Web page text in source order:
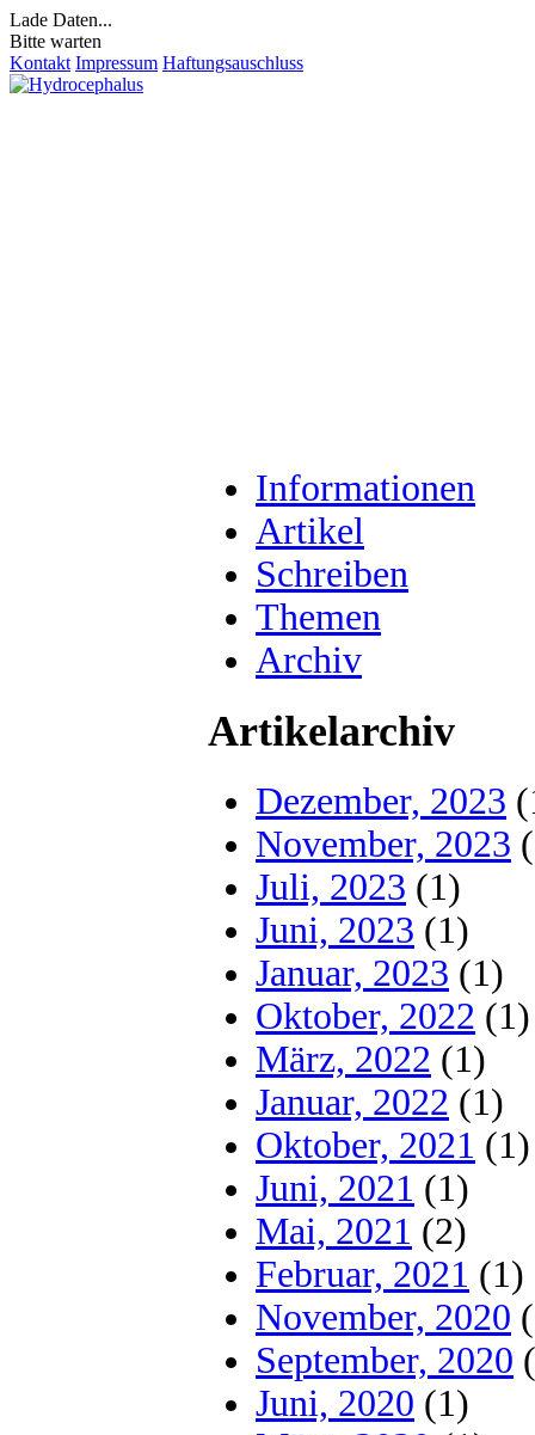
Lade Daten...
Bitte warten
Kontakt Impressum Haftungsauschluss
Informationen
Artikel
Schreiben
Themen
Archiv
Artikelarchiv
Dezember, 2023
November, 2023
Juli, 2023 (1)
Juni, 2023 (1)
Januar, 2023 (1)
Oktober, 2022 (1)
März, 2022 (1)
Januar, 2022 (1)
Oktober, 2021 (1)
Juni, 2021 (1)
Mai, 2021 (2)
Februar, 2021 (1)
November, 2020
September, 2020
Juni, 2020 (1)